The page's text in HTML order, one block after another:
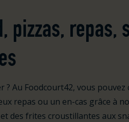
pizzas, repas,
? Au Foodcourt42, vous
repas ou un en-cas grâce à
des frites croustillantes aux